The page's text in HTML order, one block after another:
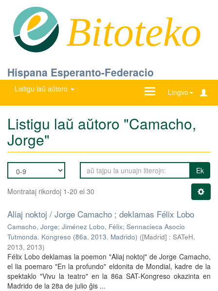
Bitoteko
Hispana Esperanto-Federacio
Listigu laŭ aŭtoro Lingvo
Ŝanĝu
Listigu laŭ aŭtoro "Camacho,
Jorge"
Ek
Montrataj rikordoj 1-20 el 30
Aliaj noktoj / Jorge Camacho ; deklamas Félix Lobo
Camacho, Jorge; Jiménez Lobo, Félix; Sennacieca Asocio
Tutmonda. Kongreso (86a. 2013. Madrido) ([Madrid] : SATeH,
2013, 2013)
Félix Lobo deklamas la poemon "Aliaj noktoj" de Jorge Camacho,
el lia poemaro "En la profundo" eldonita de Mondial, kadre de la
spektaklo "Vivu la teatro" en la 86a SAT-Kongreso okazinta en
Madrido de la 28a de julio ĝis ...